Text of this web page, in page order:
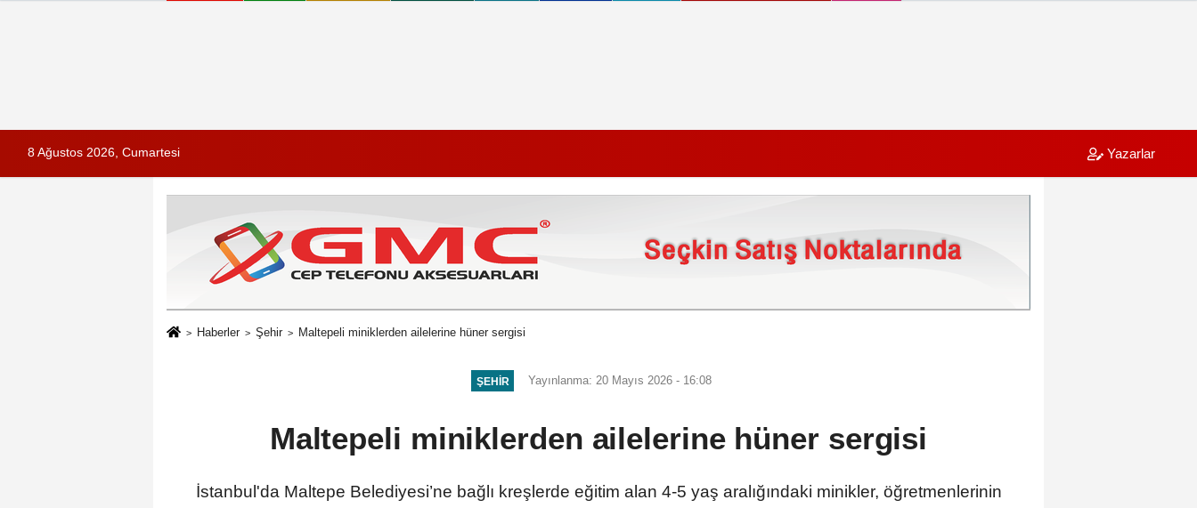
8 Ağustos 2026, Cumartesi Yazarlar
Haberler Şehir Maltepeli miniklerden ailelerine hüner sergisi
ŞEHIR Yayınlanma: 20 Mayıs 2026 - 16:08
Maltepeli miniklerden ailelerine hüner sergisi
İstanbul'da Maltepe Belediyesi’ne bağlı kreşlerde eğitim alan 4-5 yaş aralığındaki minikler, öğretmenlerinin